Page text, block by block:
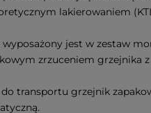
lakierowaniem
jest w zestaw
zrzuceniem grzejnika
transportu grzejnik